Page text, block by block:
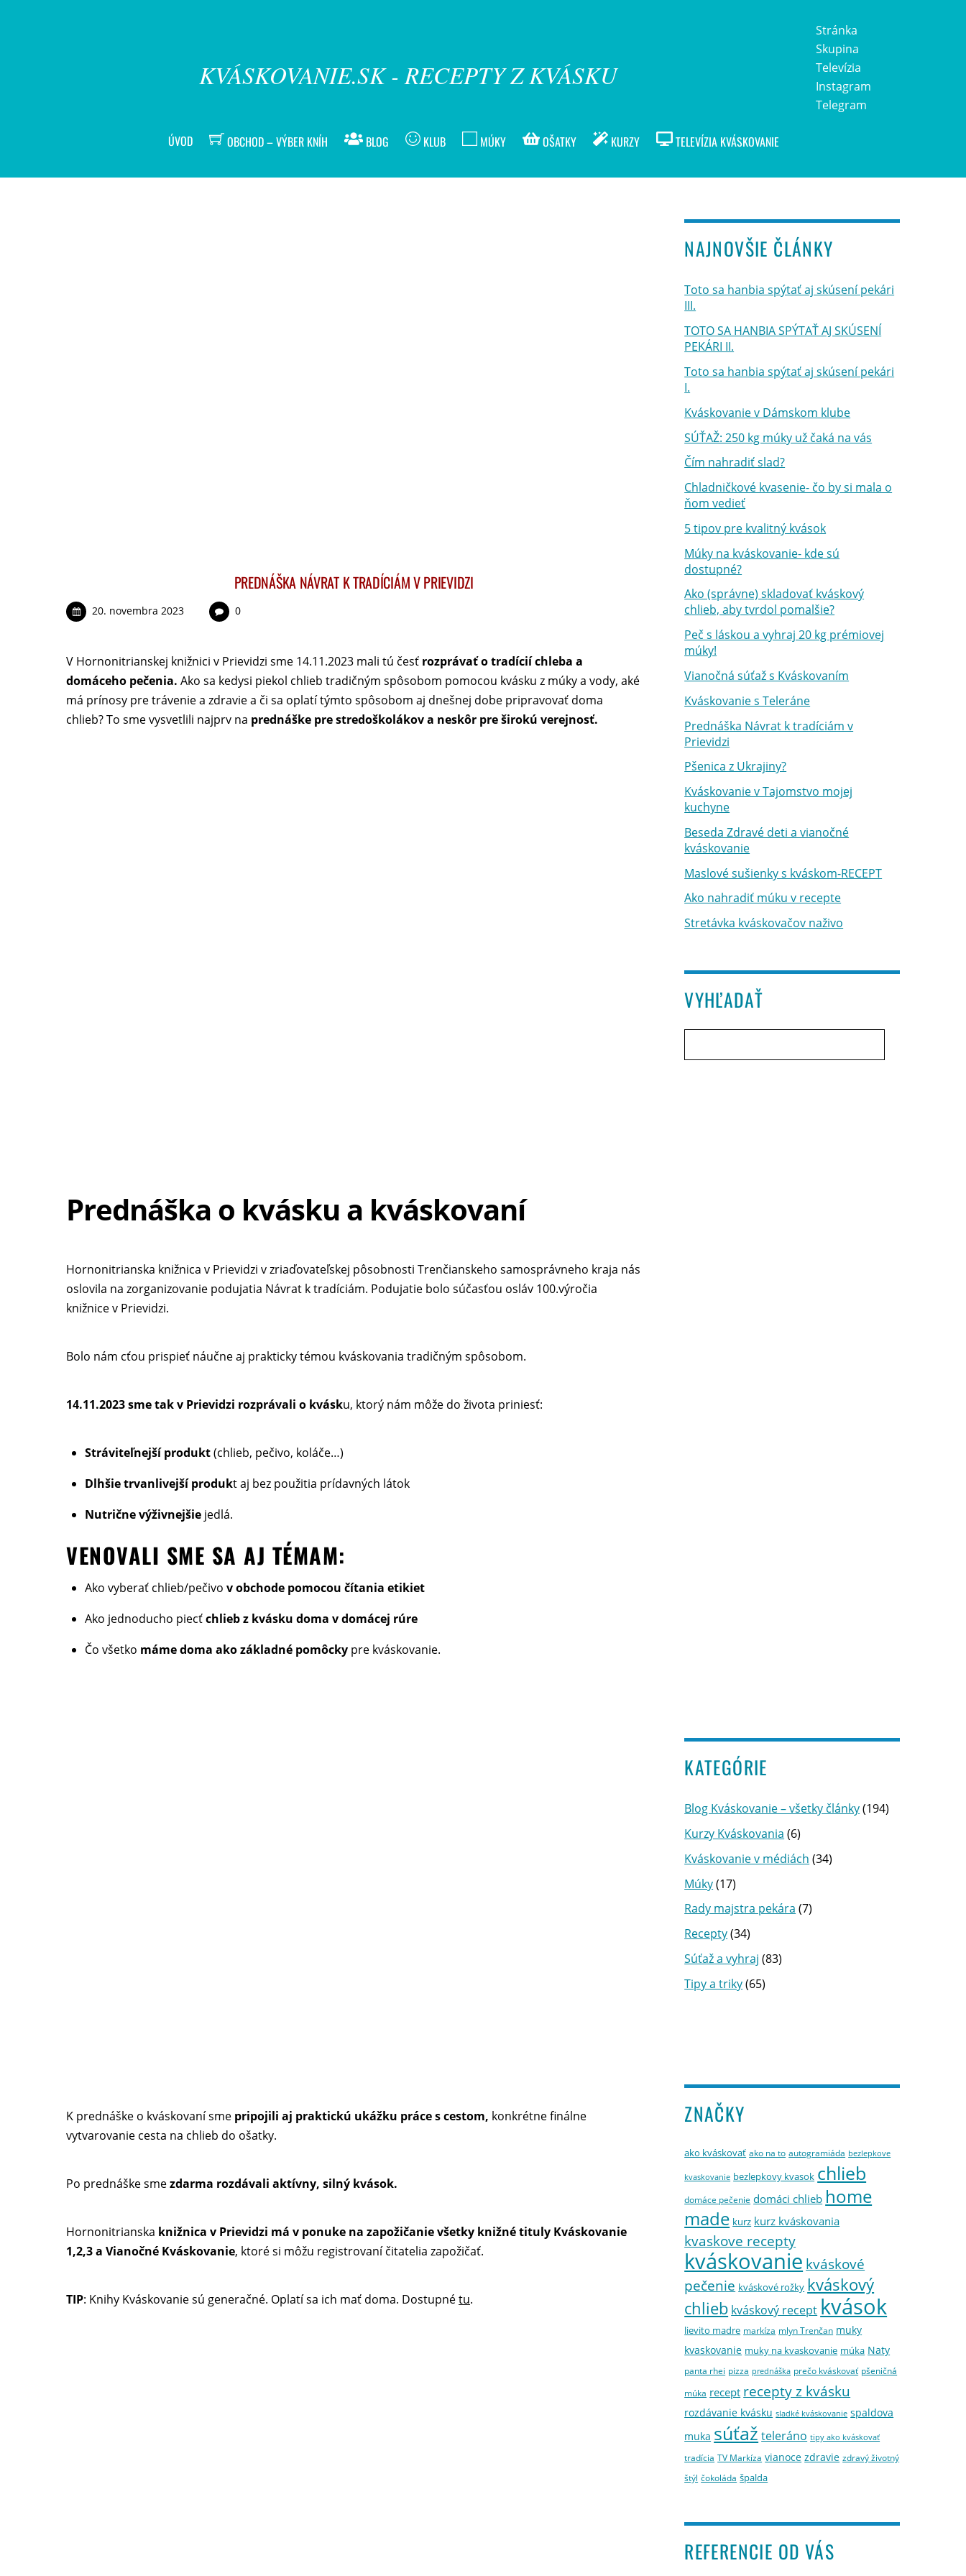
KVÁSKOVANIE.SK - RECEPTY Z KVÁSKU
Stránka
Skupina
Televízia
Instagram
Telegram
ÚVOD OBCHOD – VÝBER KNÍH BLOG KLUB MÚKY OŠATKY KURZY TELEVÍZIA KVÁSKOVANIE
PREDNÁŠKA NÁVRAT K TRADÍCIÁM V PRIEVIDZI
20. novembra 2023 0
V Hornonitrianskej knižnici v Prievidzi sme 14.11.2023 mali tú česť rozprávať o tradícií chleba a
domáceho pečenia. Ako sa kedysi piekol chlieb tradičným spôsobom pomocou kvásku z múky a vody, aké
má prínosy pre trávenie a zdravie a či sa oplatí týmto spôsobom aj dnešnej dobe pripravovať doma
chlieb? To sme vysvetlili najprv na prednáške pre stredoškolákov a neskôr pre širokú verejnosť.
Prednáška o kvásku a kváskovaní
Hornonitrianska knižnica v Prievidzi v zriaďovateľskej pôsobnosti Trenčianskeho samosprávneho kraja nás
oslovila na zorganizovanie podujatia Návrat k tradíciám. Podujatie bolo súčasťou osláv 100.výročia
knižnice v Prievidzi.
Bolo nám cťou prispieť náučne aj prakticky témou kváskovania tradičným spôsobom.
14.11.2023 sme tak v Prievidzi rozprávali o kvásku, ktorý nám môže do života priniesť:
Stráviteľnejší produkt(chlieb, pečivo, koláče…)
Dlhšie trvanlivejší produkt aj bez použitia prídavných látok
Nutrične výživnejšiejedlá.
VENOVALI SME SA AJ TÉMAM:
Ako vyberať chlieb/pečivo v obchode pomocou čítania etikiet
Ako jednoducho piecťchlieb z kvásku doma v domácej rúre
Čo všetko máme doma ako základné pomôckypre kváskovanie.
K prednáške o kváskovaní sme pripojili aj praktickú ukážku práce s cestom, konkrétne finálne
vytvarovanie cesta na chlieb do ošatky.
Po prednáške smezdarma rozdávali aktívny, silný kvások.
Hornonitrianska knižnica v Prievidzi má v ponuke na zapožičanie všetky knižnétituly Kváskovanie
1,2,3 a Vianočné Kváskovanie, ktoré si môžu registrovaní čitatelia zapožičať.
TIP: Knihy Kváskovanie sú generačné. Oplatí sa ich mať doma. Dostupnétu.
NAJNOVŠIE ČLÁNKY
Toto sa hanbia spýtať aj skúsení pekári
III.
TOTO SA HANBIA SPÝTAŤ AJ SKÚSENÍ
PEKÁRI II.
Toto sa hanbia spýtať aj skúsení pekári
I.
Kváskovanie v Dámskom klube
SÚŤAŽ: 250 kg múky už čaká na vás
Čím nahradiť slad?
Chladničkové kvasenie- čo by si mala o
ňom vedieť
5 tipov pre kvalitný kvások
Múky na kváskovanie- kde sú
dostupné?
Ako (správne) skladovať kváskový
chlieb, aby tvrdol pomalšie?
Peč s láskou a vyhraj 20 kg prémiovej
múky!
Vianočná súťaž s Kváskovaním
Kváskovanie s Teleráne
Prednáška Návrat k tradíciám v
Prievidzi
Pšenica z Ukrajiny?
Kváskovanie v Tajomstvo mojej
kuchyne
Beseda Zdravé deti a vianočné
kváskovanie
Maslové sušienky s kváskom-RECEPT
Ako nahradiť múku v recepte
Stretávka kváskovačov naživo
VYHĽADAŤ
KATEGÓRIE
Blog Kváskovanie – všetky články(194)
Kurzy Kváskovania (6)
Kváskovanie v médiách (34)
Múky(17)
Rady majstra pekára (7)
Recepty(34)
Súťaž a vyhraj (83)
Tipy a triky(65)
ZNAČKY
ako kváskovať ako na to autogramiáda bezlepkove
kvaskovanie bezlepkovy kvasok chlieb
domáce pečenie domáci chlieb home
made kurz kurz kváskovania
kvaskove recepty
kváskovanie kváskové
pečenie kváskové rožky kváskový
chlieb kváskový recept kvások
lievito madre markíza mlyn Trenčan muky
kvaskovanie muky na kvaskovanie múka Naty
panta rhei pizza prednáška prečo kváskovať pšeničná
múka recept recepty z kvásku
rozdávanie kvásku sladké kváskovanie spaldova
muka súťaž teleráno tipy ako kváskovať
tradícia TV Markíza vianoce zdravie zdravý životný
štýl čokoláda špalda
REFERENCIE OD VÁS